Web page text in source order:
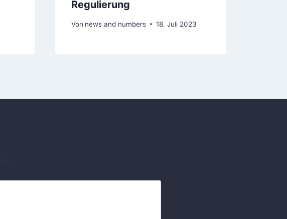
Regulierung
Von news and numbers 18. Juli 2023